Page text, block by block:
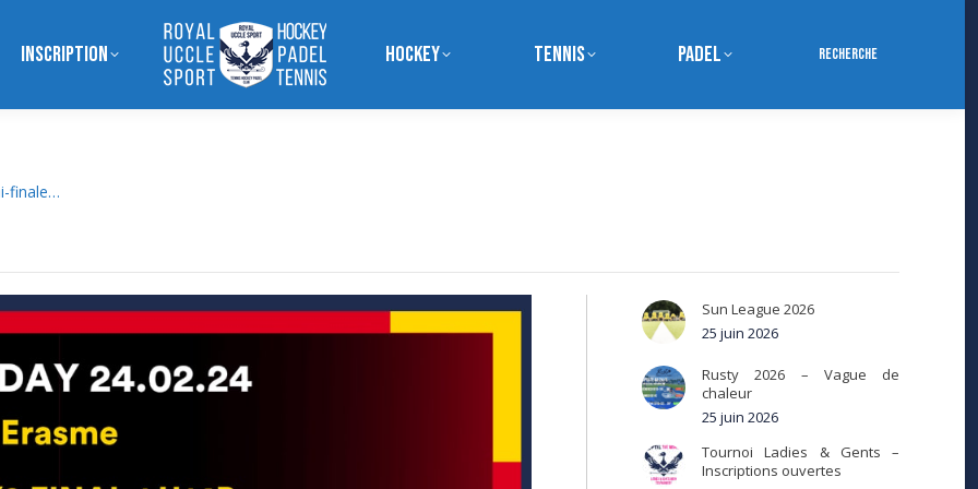
Inscription Hockey Tennis Padel Search:
Recherche
finale…
Sun League 2026
25 juin 2026
Rusty 2026 – Vague de
chaleur
25 juin 2026
Tournoi Ladies & Gents –
Inscriptions ouvertes